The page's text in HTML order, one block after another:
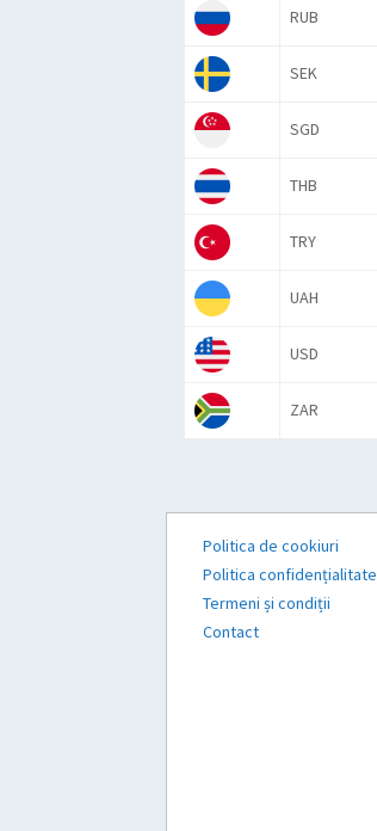
RUB
SEK
SGD
THB
TRY
UAH
USD
ZAR
Politica de cookiuri
Politica confidențialitate
Termeni și condiții
Contact